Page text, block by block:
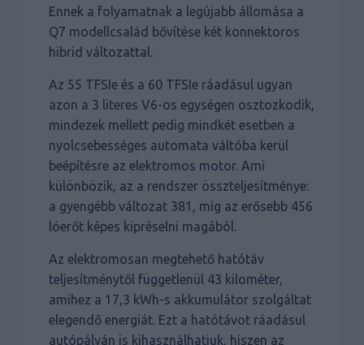
Ennek a folyamatnak a legújabb állomása a
Q7 modellcsalád bővítése két konnektoros
hibrid változattal.
Az 55 TFSIe és a 60 TFSIe ráadásul ugyan
azon a 3 literes V6-os egységen osztozkodik,
mindezek mellett pedig mindkét esetben a
nyolcsebességes automata váltóba kerül
beépítésre az elektromos motor. Ami
különbözik, az a rendszer összteljesítménye:
a gyengébb változat 381, míg az erősebb 456
lóerőt képes kipréselni magából.
Az elektromosan megtehető hatótáv
teljesítménytől függetlenül 43 kilométer,
amihez a 17,3 kWh-s akkumulátor szolgáltat
elegendő energiát. Ezt a hatótávot ráadásul
autópályán is kihasználhatjuk, hiszen az